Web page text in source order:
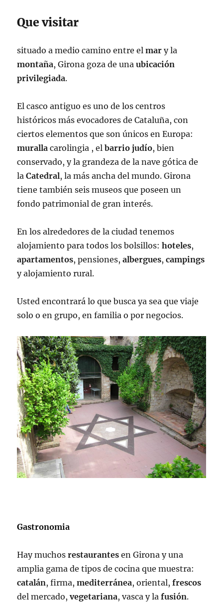
Que visitar
situado a medio camino entre elmar y la
montaña, Girona goza de unaubicación
privilegiada.
El casco antiguo es uno de los centros
históricos más evocadores de Cataluña, con
ciertos elementos que son únicos en Europa:
muralla carolingia , elbarrio judío, bien
conservado, y la grandeza de la nave gótica de
laCatedral, la más ancha del mundo. Girona
tiene también seis museos que poseen un
fondo patrimonial de gran interés.
En los alrededores de la ciudad tenemos
alojamiento para todos los bolsillos:hoteles,
apartamentos, pensiones,albergues,campings
y alojamiento rural.
Usted encontrará lo que busca ya sea que viaje
solo o en grupo, en familia o por negocios.
Gastronomia
Hay muchosrestaurantes en Girona y una
amplia gama de tipos de cocina que muestra:
catalán, firma,mediterránea, oriental,frescos
del mercado,vegetariana, vasca y lafusión.